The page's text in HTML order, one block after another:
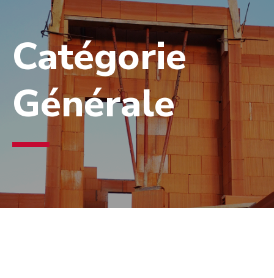
Catégorie
Générale